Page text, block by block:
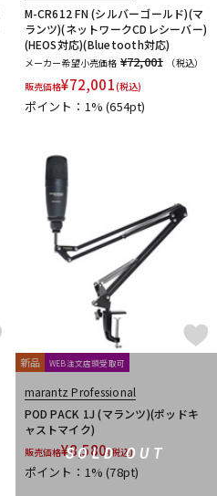
エフェクター
ヴィンテージ
M-CR612 FN (シルバーゴールド)(マ
ランツ)(ネットワークCDレシーバー)
(HEOS対応)(Bluetooth対応)
メーカー希望小売価格 ¥72,001
（税込）
販売価格¥72,001(税込)
ポイント：1%(654pt)
SOLD OUT
新品 WEB注文店頭受取可
marantz Professional
POD PACK 1J (マランツ)(ポッドキ
ャストマイク)
販売価格¥8,580(税込)
ポイント：1%(78pt)